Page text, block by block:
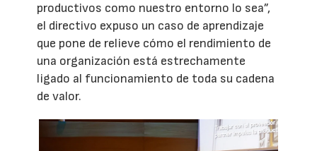
productivos como nuestro entorno lo sea”,
el directivo expuso un caso de aprendizaje
que pone de relieve cómo el rendimiento de
una organización está estrechamente
ligado al funcionamiento de toda su cadena
de valor.